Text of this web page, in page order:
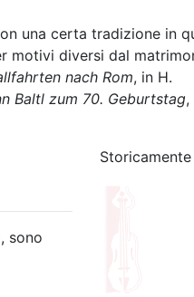
una certa tradizione in
motivi diversi dal
nach Rom, in H.
Baltl zum 70. Geburtstag,
sono